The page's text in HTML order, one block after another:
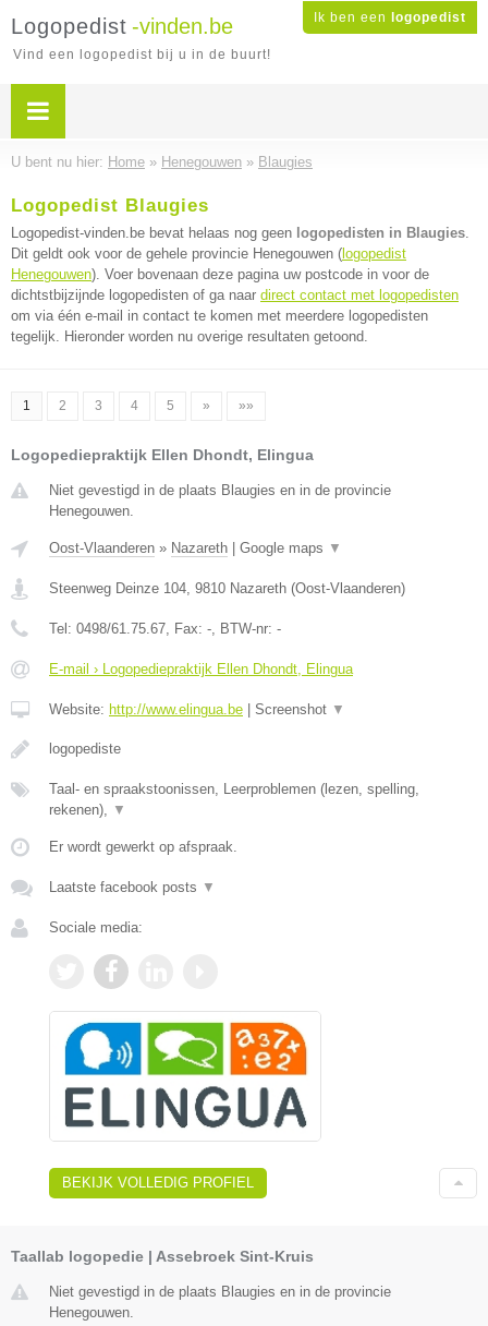
Ik ben een logopedist
Logopedist -vinden.be
Vind een logopedist bij u in de buurt!
U bent nu hier: Home » Henegouwen » Blaugies
Logopedist Blaugies
Logopedist-vinden.be bevat helaas nog geen logopedisten in Blaugies.
Dit geldt ook voor de gehele provincie Henegouwen ( logopedist
Henegouwen). Voer bovenaan deze pagina uw postcode in voor de
dichtstbijzijnde logopedisten of ga naar direct contact met logopedisten
om via één e-mail in contact te komen met meerdere logopedisten
tegelijk. Hieronder worden nu overige resultaten getoond.
1 2 3 4 5 » »»
Logopediepraktijk Ellen Dhondt, Elingua
Niet gevestigd in de plaats Blaugies en in de provincie
Henegouwen.
Oost-Vlaanderen » Nazareth Google maps ▼
Steenweg Deinze 104, 9810 Nazareth (Oost-Vlaanderen)
Tel: 0498/61.75.67, Fax: -, BTW-nr: -
E-mail › Logopediepraktijk Ellen Dhondt, Elingua
Website: http://www.elingua.be Screenshot ▼
logopediste
Taal- en spraakstoonissen, Leerproblemen (lezen, spelling,
rekenen), ▼
Er wordt gewerkt op afspraak.
Laatste facebook posts ▼
Sociale media:
BEKIJK VOLLEDIG PROFIEL
Taallab logopedie | Assebroek Sint-Kruis
Niet gevestigd in de plaats Blaugies en in de provincie
Henegouwen.